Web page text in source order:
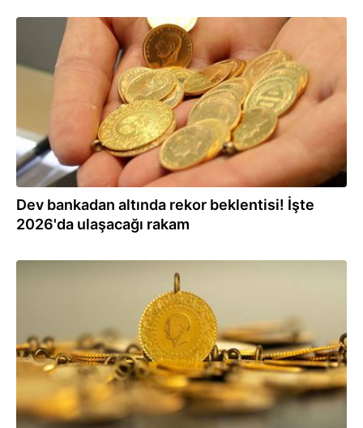
16.12.2025
Dev bankadan altında rekor beklentisi! İşte
2026'da ulaşacağı rakam